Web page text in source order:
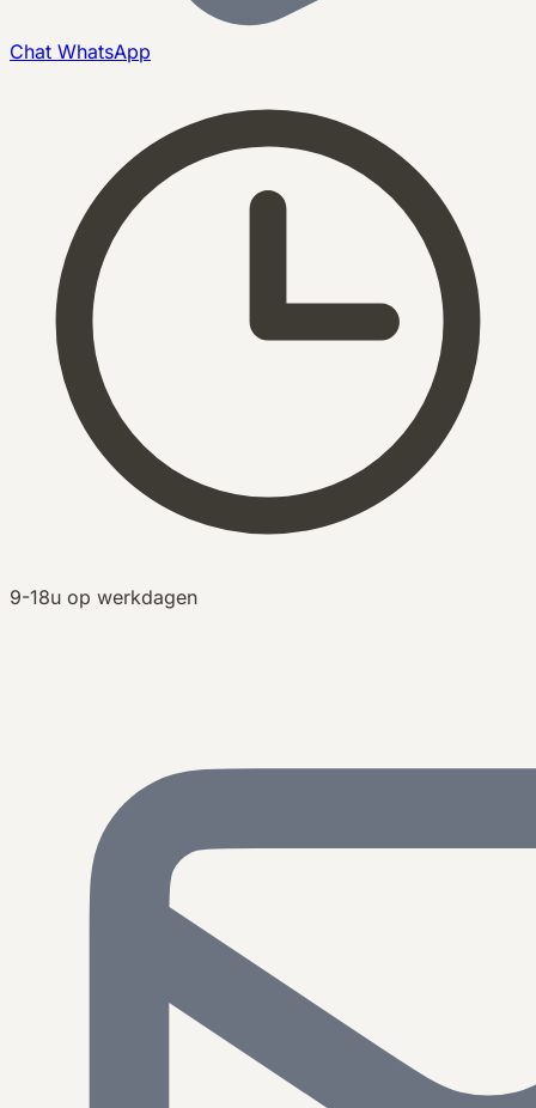
Chat WhatsApp
9-18u op werkdagen